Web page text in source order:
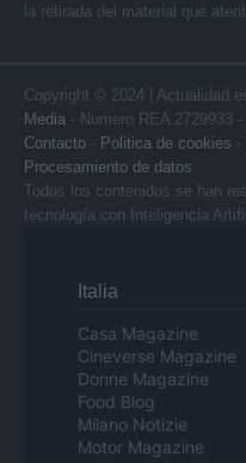
la retirada del material que
Copyright © 2024 |
Media - Numero REA 2729933
Contacto - Politica de cookies -
Procesamiento de datos
Todos los contenidos se han
tecnología con Inteligencia
Italia
Casa Magazine
Cineverse Magazine
Donne Magazine
Food Blog
Milano Notizie
Motor Magazine